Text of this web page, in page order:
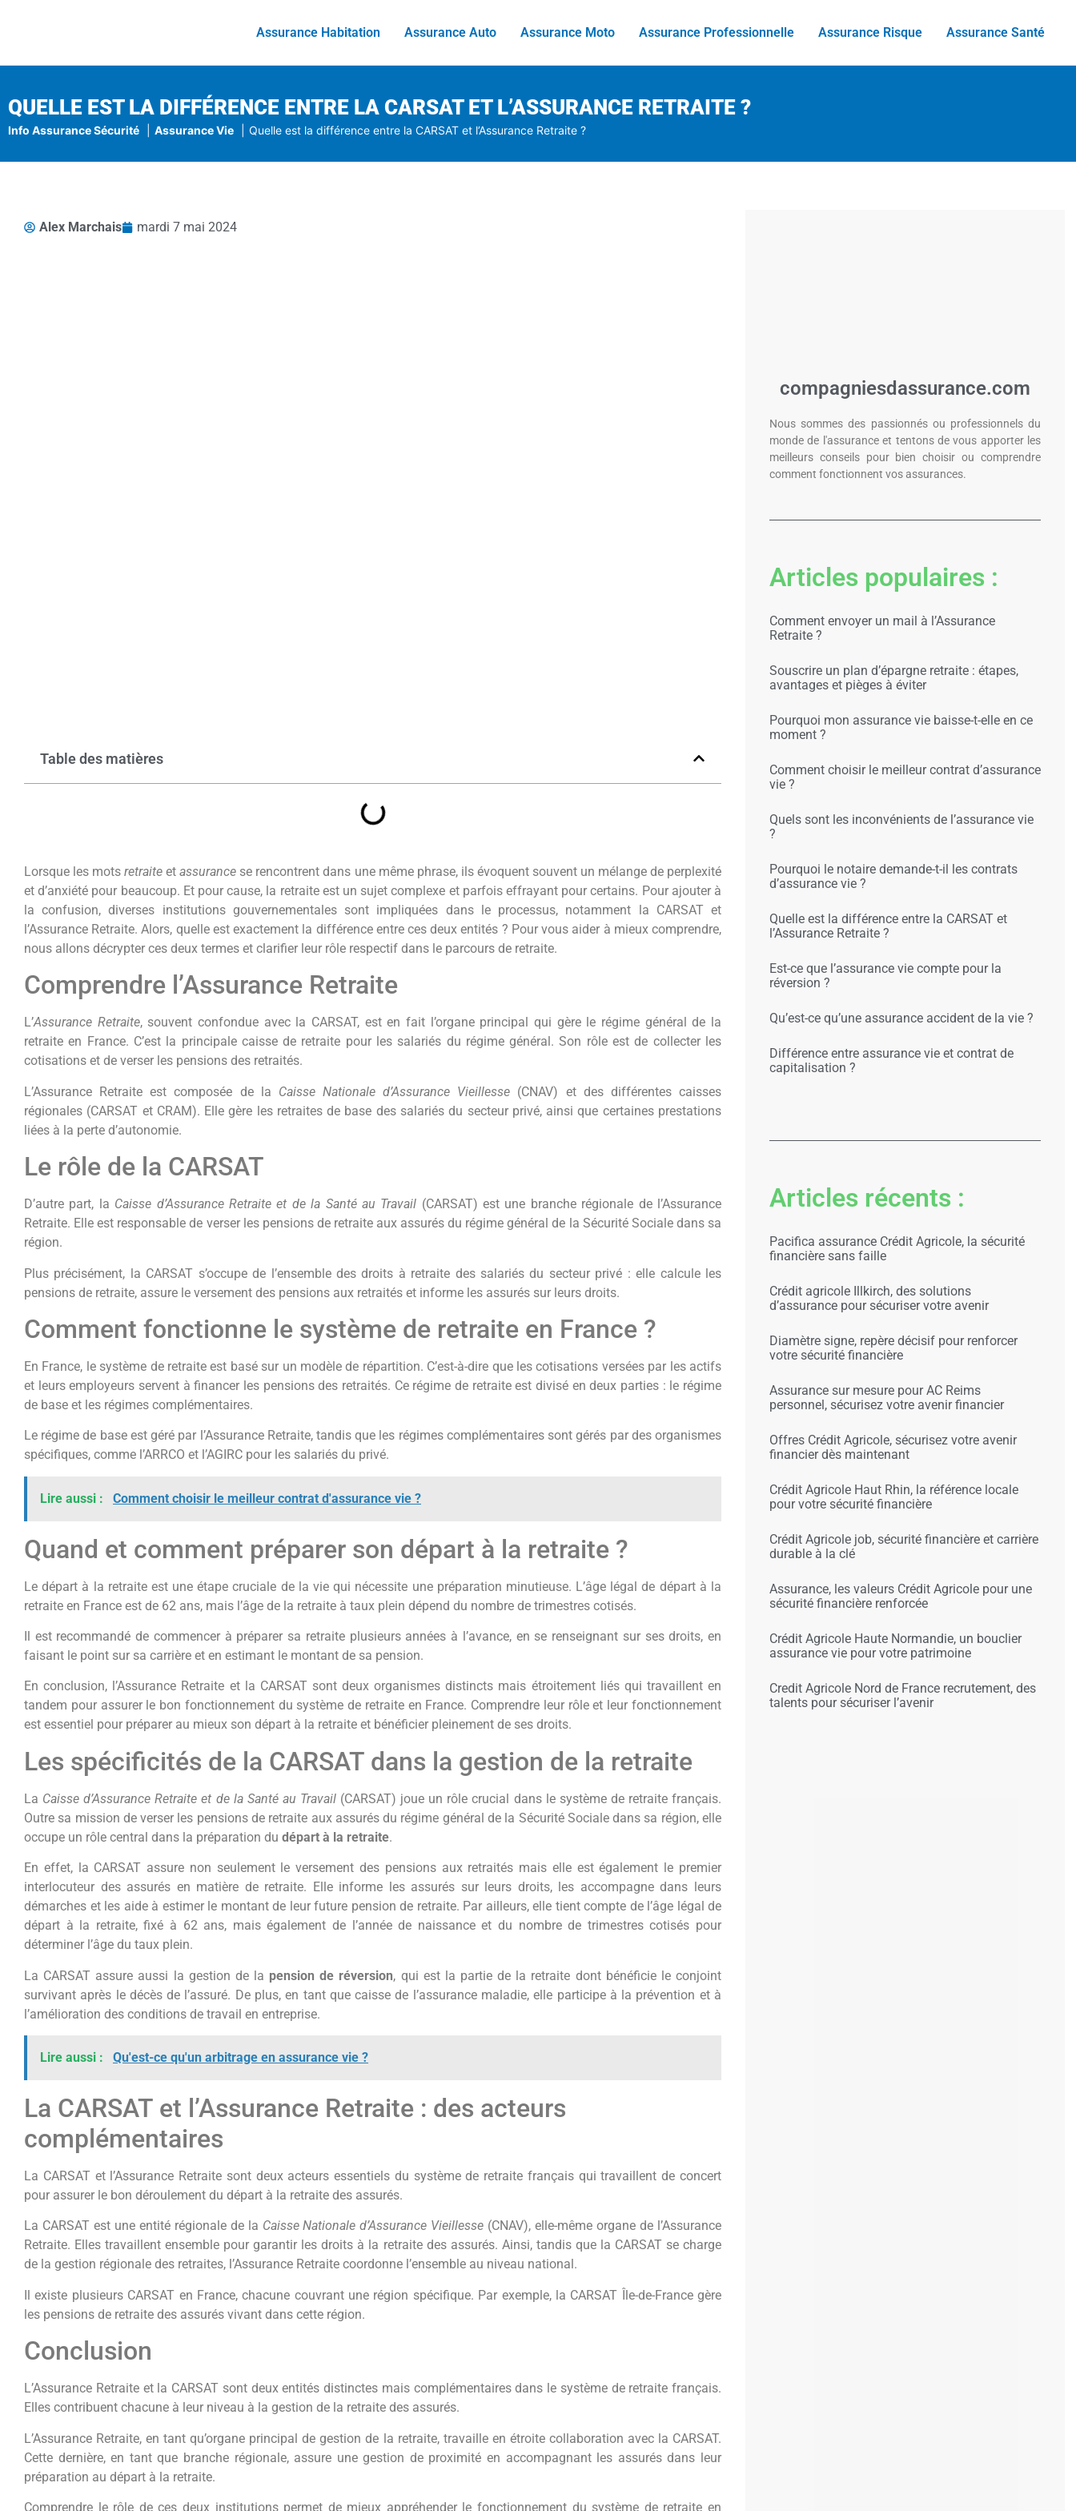
Assurance Habitation Assurance Auto Assurance Moto Assurance Professionnelle Assurance Risque Assurance Santé
QUELLE EST LA DIFFÉRENCE ENTRE LA CARSAT ET L’ASSURANCE RETRAITE ?
Info Assurance Sécurité Assurance Vie Quelle est la différence entre la CARSAT et l’Assurance Retraite ?
Alex Marchais mardi 7 mai 2024
Table des matières
Lorsque les motsretraite etassurance se rencontrent dans une même phrase, ils évoquent souvent un mélange de perplexité
et d’anxiété pour beaucoup. Et pour cause, la retraite est un sujet complexe et parfois effrayant pour certains. Pour ajouter à
la confusion, diverses institutions gouvernementales sont impliquées dans le processus, notamment la CARSAT et
l’Assurance Retraite. Alors, quelle est exactement la différence entre ces deux entités ? Pour vous aider à mieux comprendre,
nous allons décrypter ces deux termes et clarifier leur rôle respectif dans le parcours de retraite.
Comprendre l’Assurance Retraite
L’Assurance Retraite, souvent confondue avec la CARSAT, est en fait l’organe principal qui gère le régime général de la
retraite en France. C’est la principale caisse de retraite pour les salariés du régime général. Son rôle est de collecter les
cotisations et de verser les pensions des retraités.
L’Assurance Retraite est composée de la Caisse Nationale d’Assurance Vieillesse (CNAV) et des différentes caisses
régionales (CARSAT et CRAM). Elle gère les retraites de base des salariés du secteur privé, ainsi que certaines prestations
liées à la perte d’autonomie.
Le rôle de la CARSAT
D’autre part, la Caisse d’Assurance Retraite et de la Santé au Travail (CARSAT) est une branche régionale de l’Assurance
Retraite. Elle est responsable de verser les pensions de retraite aux assurés du régime général de la Sécurité Sociale dans sa
région.
Plus précisément, la CARSAT s’occupe de l’ensemble des droits à retraite des salariés du secteur privé : elle calcule les
pensions de retraite, assure le versement des pensions aux retraités et informe les assurés sur leurs droits.
Comment fonctionne le système de retraite en France ?
En France, le système de retraite est basé sur un modèle de répartition. C’est-à-dire que les cotisations versées par les actifs
et leurs employeurs servent à financer les pensions des retraités. Ce régime de retraite est divisé en deux parties : le régime
de base et les régimes complémentaires.
Le régime de base est géré par l’Assurance Retraite, tandis que les régimes complémentaires sont gérés par des organismes
spécifiques, comme l’ARRCO et l’AGIRC pour les salariés du privé.
Lire aussi : Comment choisir le meilleur contrat d'assurance vie ?
Quand et comment préparer son départ à la retraite ?
Le départ à la retraite est une étape cruciale de la vie qui nécessite une préparation minutieuse. L’âge légal de départ à la
retraite en France est de 62 ans, mais l’âge de la retraite à taux plein dépend du nombre de trimestres cotisés.
Il est recommandé de commencer à préparer sa retraite plusieurs années à l’avance, en se renseignant sur ses droits, en
faisant le point sur sa carrière et en estimant le montant de sa pension.
En conclusion, l’Assurance Retraite et la CARSAT sont deux organismes distincts mais étroitement liés qui travaillent en
tandem pour assurer le bon fonctionnement du système de retraite en France. Comprendre leur rôle et leur fonctionnement
est essentiel pour préparer au mieux son départ à la retraite et bénéficier pleinement de ses droits.
Les spécificités de la CARSAT dans la gestion de la retraite
La Caisse d’Assurance Retraite et de la Santé au Travail(CARSAT) joue un rôle crucial dans le système de retraite français.
Outre sa mission de verser les pensions de retraite aux assurés du régime général de la Sécurité Sociale dans sa région, elle
occupe un rôle central dans la préparation du départ à la retraite.
En effet, la CARSAT assure non seulement le versement des pensions aux retraités mais elle est également le premier
interlocuteur des assurés en matière de retraite. Elle informe les assurés sur leurs droits, les accompagne dans leurs
démarches et les aide à estimer le montant de leur future pension de retraite. Par ailleurs, elle tient compte de l’âge légal de
départ à la retraite, fixé à 62 ans, mais également de l’année de naissance et du nombre de trimestres cotisés pour
déterminer l’âge du taux plein.
La CARSAT assure aussi la gestion de la pension de réversion, qui est la partie de la retraite dont bénéficie le conjoint
survivant après le décès de l’assuré. De plus, en tant que caisse de l’assurance maladie, elle participe à la prévention et à
l’amélioration des conditions de travail en entreprise.
Lire aussi : Qu'est-ce qu'un arbitrage en assurance vie ?
La CARSAT et l’Assurance Retraite : des acteurs
complémentaires
La CARSAT et l’Assurance Retraite sont deux acteurs essentiels du système de retraite français qui travaillent de concert
pour assurer le bon déroulement du départ à la retraite des assurés.
La CARSAT est une entité régionale de la Caisse Nationale d’Assurance Vieillesse (CNAV), elle-même organe de l’Assurance
Retraite. Elles travaillent ensemble pour garantir les droits à la retraite des assurés. Ainsi, tandis que la CARSAT se charge
de la gestion régionale des retraites, l’Assurance Retraite coordonne l’ensemble au niveau national.
Il existe plusieurs CARSAT en France, chacune couvrant une région spécifique. Par exemple, la CARSAT Île-de-France gère
les pensions de retraite des assurés vivant dans cette région.
Conclusion
L’Assurance Retraite et la CARSAT sont deux entités distinctes mais complémentaires dans le système de retraite français.
Elles contribuent chacune à leur niveau à la gestion de la retraite des assurés.
L’Assurance Retraite, en tant qu’organe principal de gestion de la retraite, travaille en étroite collaboration avec la CARSAT.
Cette dernière, en tant que branche régionale, assure une gestion de proximité en accompagnant les assurés dans leur
préparation au départ à la retraite.
Comprendre le rôle de ces deux institutions permet de mieux appréhender le fonctionnement du système de retraite en
compagniesdassurance.com
Nous sommes des passionnés ou professionnels du
monde de l'assurance et tentons de vous apporter les
meilleurs conseils pour bien choisir ou comprendre
comment fonctionnent vos assurances.
Articles populaires :
Comment envoyer un mail à l’Assurance
Retraite ?
Souscrire un plan d’épargne retraite : étapes,
avantages et pièges à éviter
Pourquoi mon assurance vie baisse-t-elle en ce
moment ?
Comment choisir le meilleur contrat d’assurance
vie ?
Quels sont les inconvénients de l’assurance vie
?
Pourquoi le notaire demande-t-il les contrats
d’assurance vie ?
Quelle est la différence entre la CARSAT et
l’Assurance Retraite ?
Est-ce que l’assurance vie compte pour la
réversion ?
Qu’est-ce qu’une assurance accident de la vie ?
Différence entre assurance vie et contrat de
capitalisation ?
Articles récents :
Pacifica assurance Crédit Agricole, la sécurité
financière sans faille
Crédit agricole Illkirch, des solutions
d’assurance pour sécuriser votre avenir
Diamètre signe, repère décisif pour renforcer
votre sécurité financière
Assurance sur mesure pour AC Reims
personnel, sécurisez votre avenir financier
Offres Crédit Agricole, sécurisez votre avenir
financier dès maintenant
Crédit Agricole Haut Rhin, la référence locale
pour votre sécurité financière
Crédit Agricole job, sécurité financière et carrière
durable à la clé
Assurance, les valeurs Crédit Agricole pour une
sécurité financière renforcée
Crédit Agricole Haute Normandie, un bouclier
assurance vie pour votre patrimoine
Credit Agricole Nord de France recrutement, des
talents pour sécuriser l’avenir